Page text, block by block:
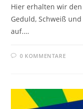
Hier erhalten wir
Geduld, Schweiß
auf.…
0 KOMMENTARE